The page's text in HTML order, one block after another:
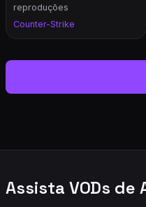
reproduções
Counter-Strike
Assista VODs